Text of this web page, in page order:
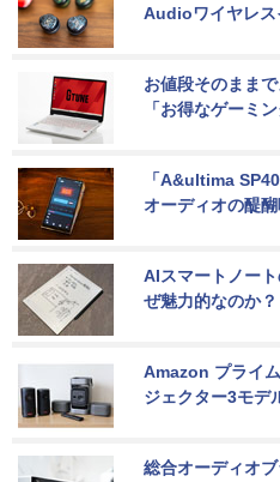
Audioワイヤレス
お値段そのまま
「お得なゲーミ
「A&ultima
オーディオの醍
AIスマートノー
ぜ魅力的なのか？
Amazon プライ
ジェクター3モデ
総合オーディオ